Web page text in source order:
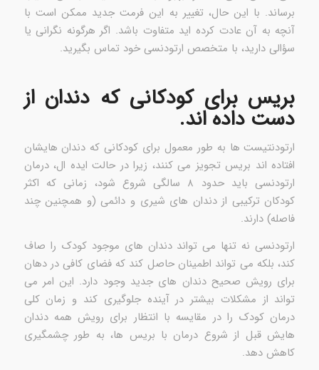
برساند. با این حال، تغییر به این فرمت جدید ممکن است با
آنچه به آن عادت کرده اید متفاوت باشد. اگر هرگونه نگرانی یا
سؤالی دارید، با متخصص ارتودنسی خود تماس بگیرید.
بریس برای کودکانی که دندان از
دست داده اند.
ارتودنتیست ها به طور معمول برای کودکانی که دندان هایشان
افتاده اند بریس تجویز می کنند، زیرا در حالت ایده ال، درمان
ارتودنسی باید حدود ۸ سالگی شروع شود، زمانی که اکثر
کودکان ترکیبی از دندان های شیری و دائمی (و همچنین چند
فاصله) دارند.
ارتودنسی نه تنها می تواند دندان های موجود کودک را صاف
کند، بلکه می تواند اطمینان حاصل کند که فضای کافی در دهان
برای رویش صحیح دندان های جدید وجود دارد. این امر می
تواند از مشکلات بیشتر در آینده جلوگیری کند و زمان کلی
درمان کودک را در مقایسه با انتظار برای رویش همه دندان
هایش قبل از شروع درمان با بریس ها، به طور چشمگیری
کاهش دهد.